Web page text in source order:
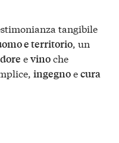
tangibile
e territorio, un
evinoche
ingegnoecura